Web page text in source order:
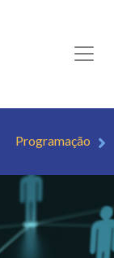
Programação